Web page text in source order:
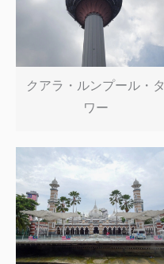
クアラ・ルンプール・タ
ワー